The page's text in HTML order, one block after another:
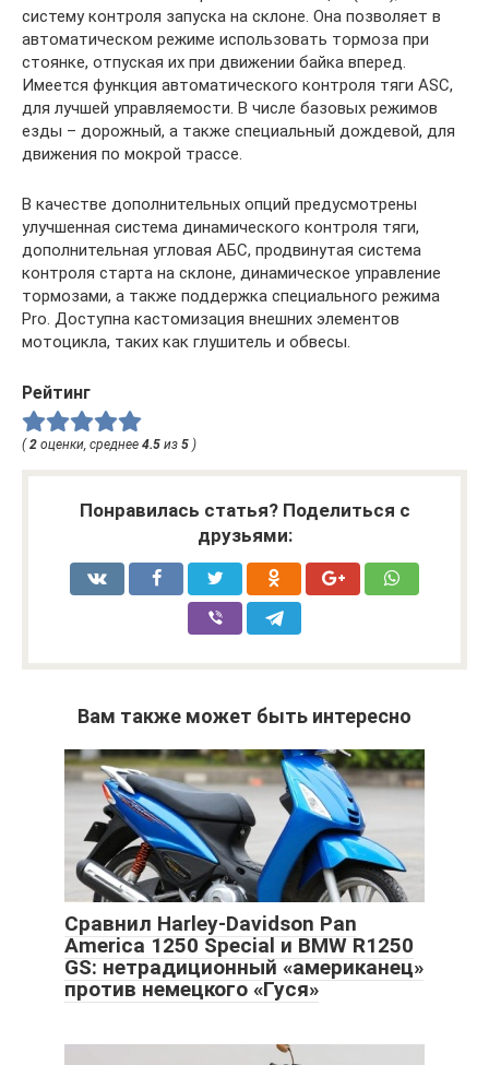
систему контроля запуска на склоне. Она позволяет в
автоматическом режиме использовать тормоза при
стоянке, отпуская их при движении байка вперед.
Имеется функция автоматического контроля тяги ASC,
для лучшей управляемости. В числе базовых режимов
езды – дорожный, а также специальный дождевой, для
движения по мокрой трассе.
В качестве дополнительных опций предусмотрены
улучшенная система динамического контроля тяги,
дополнительная угловая АБС, продвинутая система
контроля старта на склоне, динамическое управление
тормозами, а также поддержка специального режима
Pro. Доступна кастомизация внешних элементов
мотоцикла, таких как глушитель и обвесы.
Рейтинг
(2 оценки, среднее 4.5 из 5 )
Понравилась статья? Поделиться с
друзьями:
Вам также может быть интересно
Сравнил Harley-Davidson Pan
America 1250 Special и BMW R1250
GS: нетрадиционный «американец»
против немецкого «Гуся»